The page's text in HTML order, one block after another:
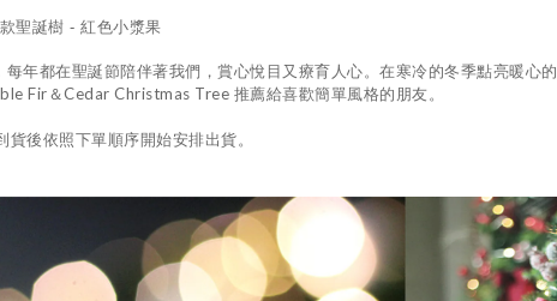
聖誕樹 - 紅色小漿果
年都在聖誕節陪伴著我們，賞心悅目又療育人心。 在寒冷的冬季點亮暖心的
Fir＆Cedar Christmas Tree 推薦給喜歡簡單風格的朋友。
貨後依照下單順序開始安排出貨。